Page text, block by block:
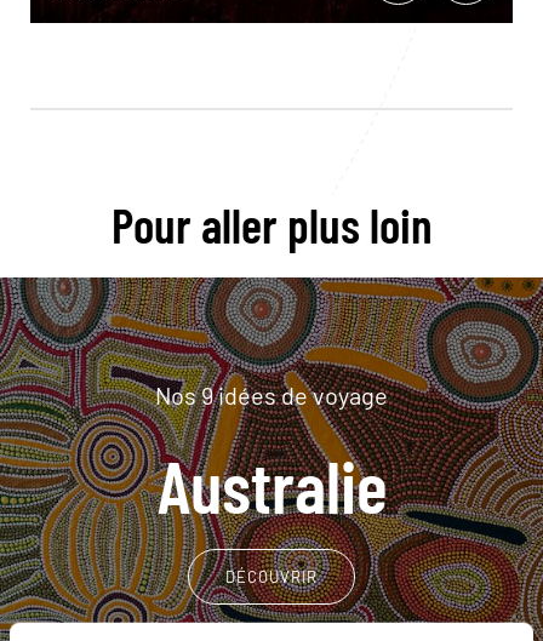
Pour aller plus loin
Nos 9 idées de voyage
Australie
DÉCOUVRIR